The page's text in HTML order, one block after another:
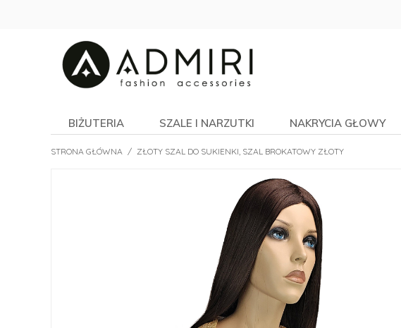
BIŻUTERIA SZALE I NARZUTKI NAKRYCIA GŁOWY
STRONA GŁÓWNA / ZŁOTY SZAL DO SUKIENKI, SZAL BROKATOWY ZŁOTY